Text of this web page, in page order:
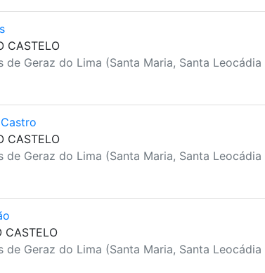
CASTELO
de Geraz do Lima (Santa Maria, Santa
CASTELO
de Geraz do Lima (Santa Maria, Santa
de Geraz do Lima (Santa Maria, Santa